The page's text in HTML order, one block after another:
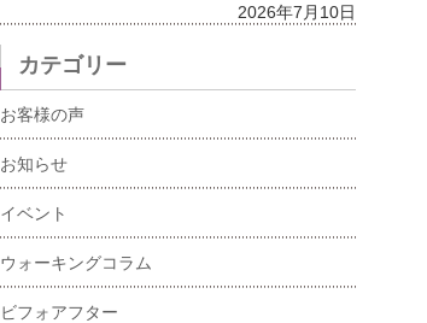
2026年7月10日
カテゴリー
お客様の声
お知らせ
イベント
ウォーキングコラム
ビフォアフター